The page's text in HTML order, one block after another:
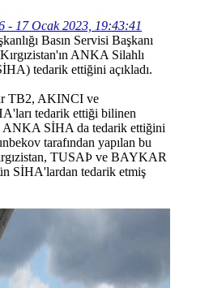
- 17 Ocak 2023, 19:43:41
Basın Servisi Başkanı
ANKA Silahlı
tedarik ettiğini açıkladı.
TB2, AKINCI ve
tedarik ettiği bilinen
ANKA SİHA da tedarik ettiğini
tarafından yapılan bu
TUSAÞ ve BAYKAR
SİHA'lardan tedarik etmiş